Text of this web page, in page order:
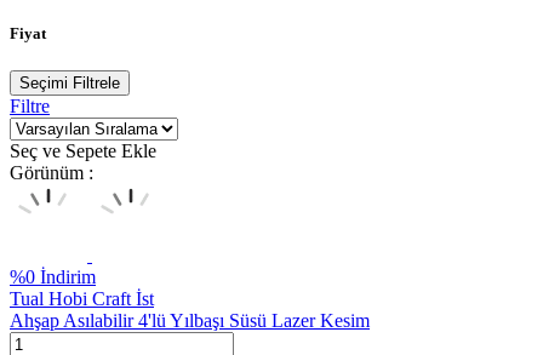
Fiyat
Seçimi Filtrele
Filtre
Seç ve Sepete Ekle
Görünüm :
%0 İndirim
Tual Hobi Craft İst
Ahşap Asılabilir 4'lü Yılbaşı Süsü Lazer Kesim